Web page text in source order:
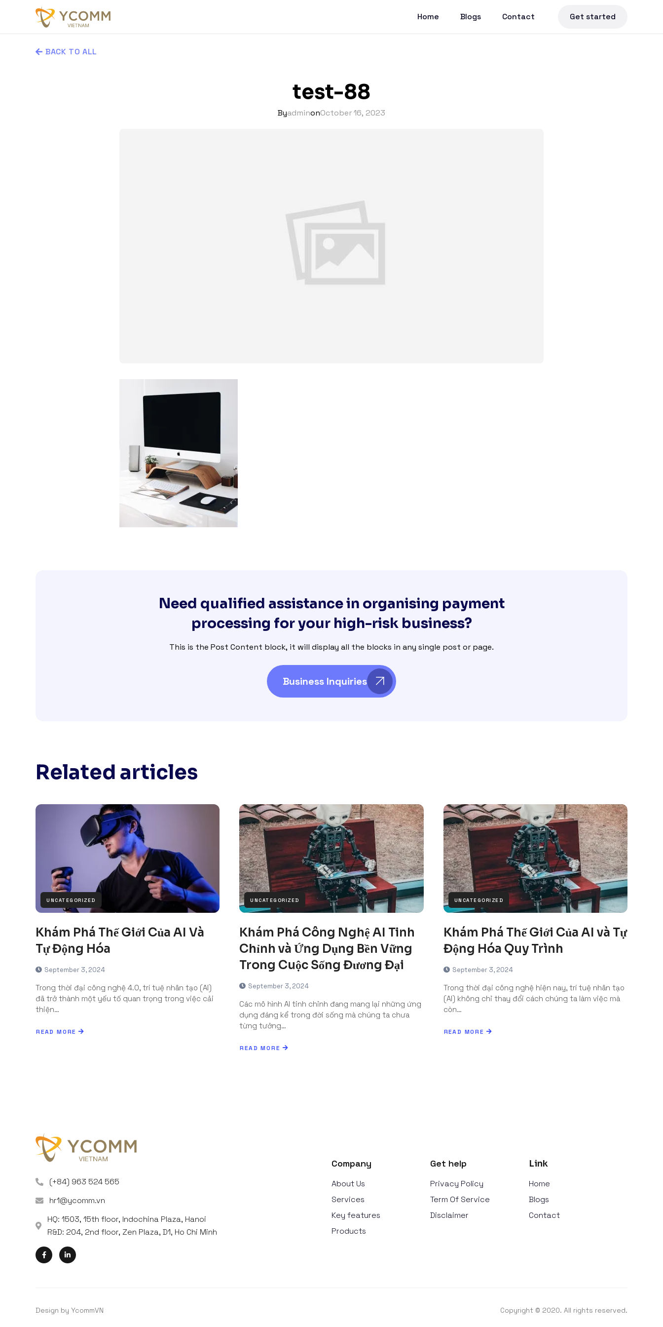
Home Blogs Contact Get started
BACK TO ALL
test-88
ByadminonOctober 16, 2023
Need qualified assistance in organising payment
processing for your high-risk business?
This is the Post Content block, it will display all the blocks in any single post or page.
Business Inquiries
Related articles
UNCATEGORIZED
Khám Phá Thế Giới Của AI Và
Tự Động Hóa
September 3, 2024
Trong thời đại công nghệ 4.0, trí tuệ nhân tạo (AI)
đã trở thành một yếu tố quan trọng trong việc cải
thiện…
READ MORE
UNCATEGORIZED
Khám Phá Công Nghệ AI Tinh
Chỉnh và Ứng Dụng Bền Vững
Trong Cuộc Sống Đương Đại
September 3, 2024
Các mô hình AI tinh chỉnh đang mang lại những ứng
dụng đáng kể trong đời sống mà chúng ta chưa
từng tưởng…
READ MORE
UNCATEGORIZED
Khám Phá Thế Giới Của AI và Tự
Động Hóa Quy Trình
September 3, 2024
Trong thời đại công nghệ hiện nay, trí tuệ nhân tạo
(AI) không chỉ thay đổi cách chúng ta làm việc mà
còn…
READ MORE
(+84) 963 524 565
hr1@ycomm.vn
HQ: 1503, 15th floor, Indochina Plaza, Hanoi
R&D: 204, 2nd floor, Zen Plaza, D1, Ho Chi Minh
Company
About Us
Services
Key features
Products
Get help
Privacy Policy
Term Of Service
Disclaimer
Link
Home
Blogs
Contact
Design by YcommVN Copyright © 2020. All rights reserved.